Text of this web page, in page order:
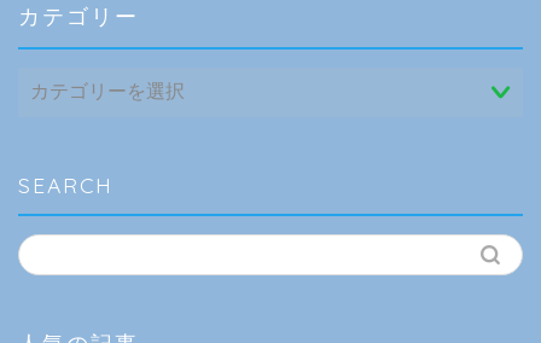
カテゴリー
テ
ー
SEARCH